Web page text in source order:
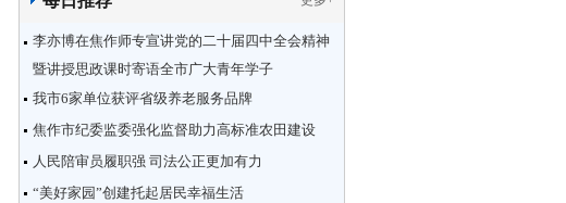
李亦博在焦作师专宣讲党的二十届四中全会精神
暨讲授思政课时寄语全市广大青年学子
我市6家单位获评省级养老服务品牌
焦作市纪委监委强化监督助力高标准农田建设
人民陪审员履职强 司法公正更加有力
“美好家园”创建托起居民幸福生活